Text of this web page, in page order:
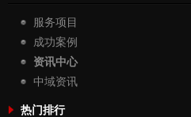
服务项目
成功案例
资讯中心
中域资讯
热门排行